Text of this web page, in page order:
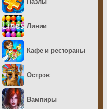
Пазлы
Линии
Кафе и рестораны
Остров
Вампиры